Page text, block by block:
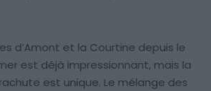
d’Amont et la Courtine depuis le
est déjà impressionnant, mais la
est unique. Le mélange des